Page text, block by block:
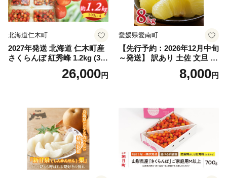
笛吹 葡萄 国産 ぶどう 人気
国産 1.2kg 先行｜
北海道仁木町
2027年発送 北海道 仁木町産
さくらんぼ 紅秀峰 1.2kg (300
g×4パック) Lサイズ以上 旬
桜桃 産地直送 サクランボ チ
26,000円
愛媛県愛南町
【先行予約：2026年12月中旬
～発送】 訳あり 土佐 文旦 8k
g (Mサイズ以上サイズミック
ス) 8000円 わけあり ぶんた
産 農家直送 期間限定 特産品
サイズミックス くらもとフ
ァーム 愛南町 愛媛県
8,000円